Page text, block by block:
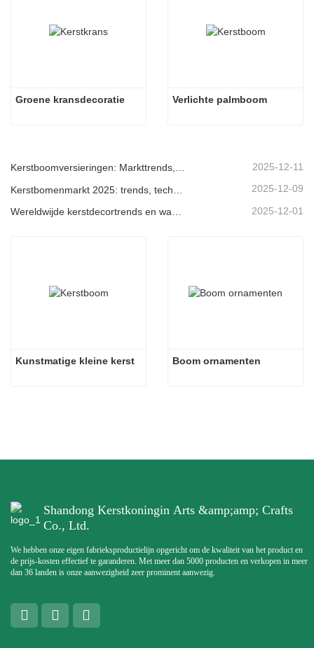
Groene kransdecoratie Verlichte palmboom
Kerstboomversieringen: Markttrends, inzichten in de toeleveringsketen en inkoopgids 2025 2025-12-11
2025-12-09
2025-12-01
Kunstmatige kleine kerst Boom ornamenten
Shandong Kerstkoningin Arts &amp;amp; Crafts
Co., Ltd.
We hebben onze eigen fabrieksproductielijn opgericht om de kwaliteit van het product en
de prijs-kosten effectief te garanderen. Met meer dan 5000 producten en verkopen in meer
dan 36 landen is onze aanwezigheid zeer prominent aanwezig.